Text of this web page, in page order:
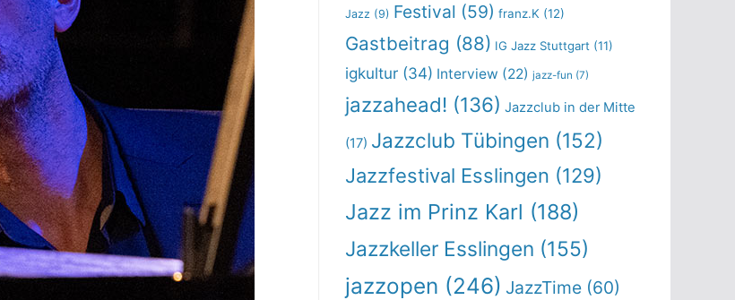
Jazz (9) Festival (59) franz.K (12)
Gastbeitrag (88) IG Jazz Stuttgart (11)
igkultur (34) Interview (22) jazz-fun (7)
jazzahead! (136) Jazzclub in der Mitte
(17) Jazzclub Tübingen (152)
Jazzfestival Esslingen (129)
Jazz im Prinz Karl (188)
Jazzkeller Esslingen (155)
jazzopen (246) JazzTime (60)